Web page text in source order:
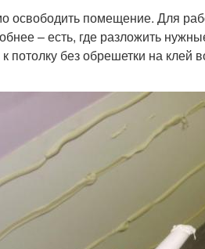
освободить помещение. Для
– есть, где разложить
потолку без обрешетки на клей